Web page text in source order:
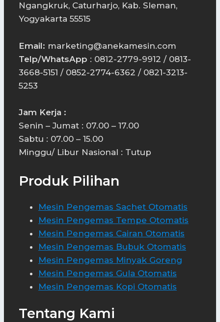
Ngangkruk, Caturharjo, Kab. Sleman,
Yogyakarta 55515
Email: marketing@anekamesin.com
Telp/WhatsApp : 0812-2779-9912 / 0813-
3668-5151 / 0852-2774-6362 / 0821-3213-
5253
Jam Kerja :
Senin – Jumat : 07.00 – 17.00
Sabtu : 07.00 – 15.00
Minggu/ Libur Nasional : Tutup
Produk Pilihan
Mesin Pengemas Sachet Otomatis
Mesin Pengemas Tempe Otomatis
Mesin Pengemas Cairan Otomatis
Mesin Pengemas Bubuk Otomatis
Mesin Pengemas Minyak Goreng
Mesin Pengemas Gula Otomatis
Mesin Pengemas Kopi Otomatis
Tentang Kami